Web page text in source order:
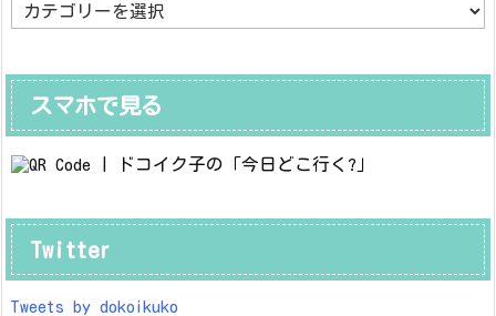
テ
ー
スマホで見る
Twitter
Tweets by dokoikuko